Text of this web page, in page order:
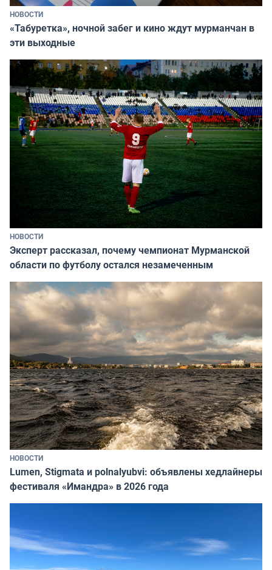
НОВОСТИ
«Табуретка», ночной забег и кино ждут мурманчан в
эти выходные
НОВОСТИ
Эксперт рассказал, почему чемпионат Мурманской
области по футболу остался незамеченным
НОВОСТИ
Lumen, Stigmata и polnalyubvi: объявлены хедлайнеры
фестиваля «Имандра» в 2026 года